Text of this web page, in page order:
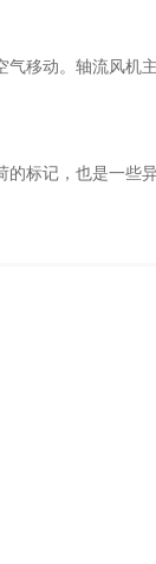
移动。轴流风机
标记，也是一些